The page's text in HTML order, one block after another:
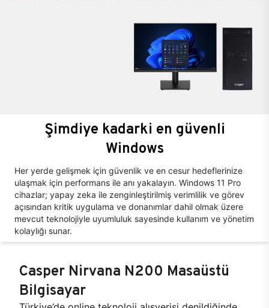
Şimdiye kadarki en güvenli
Windows
Her yerde gelişmek için güvenlik ve en cesur hedeflerinize
ulaşmak için performans ile anı yakalayın. Windows 11 Pro
cihazlar; yapay zeka ile zenginleştirilmiş verimlilik ve görev
açısından kritik uygulama ve donanımlar dahil olmak üzere
mevcut teknolojiyle uyumluluk sayesinde kullanım ve yönetim
kolaylığı sunar.
Casper Nirvana N200 Masaüstü
Bilgisayar